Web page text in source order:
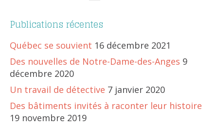
Publications récentes
Québec se souvient 16 décembre 2021
Des nouvelles de Notre-Dame-des-Anges 9
décembre 2020
Un travail de détective 7 janvier 2020
Des bâtiments invités à raconter leur histoire
19 novembre 2019